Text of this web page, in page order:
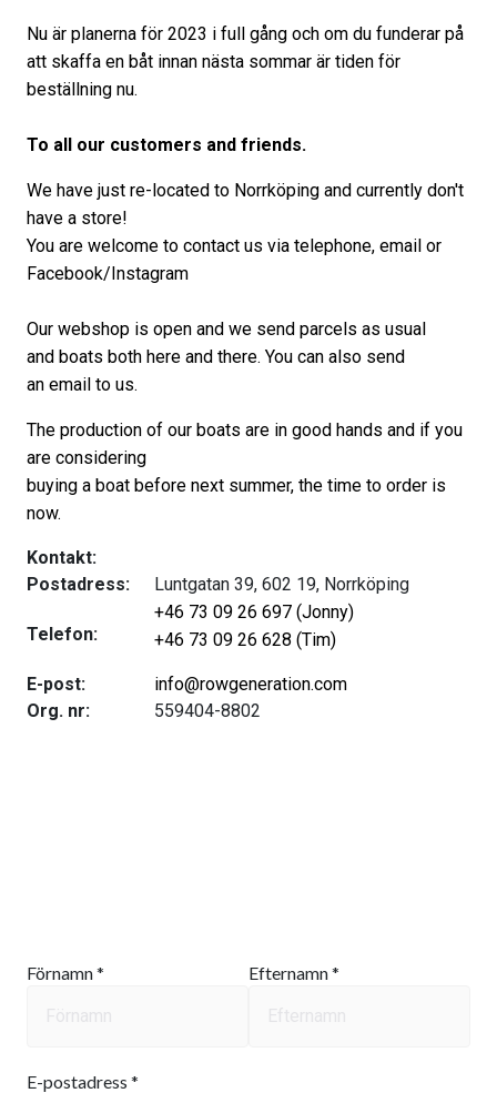
Nu är planerna för 2023 i full gång och om du funderar på
att skaffa en båt innan nästa sommar är tiden för
beställning nu.
To all our customers and friends.
We have just re-located to Norrköping and currently don't
have a store!
You are welcome to contact us via telephone, email or
Facebook/Instagram
Our webshop is open and we send parcels as usual
and boats both here and there. You can also send
an email to us.
The production of our boats are in good hands and if you
are considering
buying a boat before next summer, the time to order is
now.
Kontakt:
Postadress:
Luntgatan 39, 602 19, Norrköping
Telefon:
+46 73 09 26 697 (Jonny)
+46 73 09 26 628 (Tim)
E-post:
info@rowgeneration.com
Org. nr:
559404-8802
Förnamn * Efternamn *
E-postadress *